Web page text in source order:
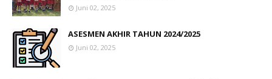
Juni 02, 2025
ASESMEN AKHIR TAHUN 2024/2025
Juni 02, 2025